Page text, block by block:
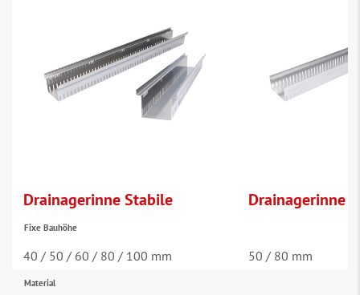
Drainagerinne Stabile Drainagerinne
Fixe Bauhöhe
40 / 50 / 60 / 80 / 100 mm 50 / 80 mm
Material